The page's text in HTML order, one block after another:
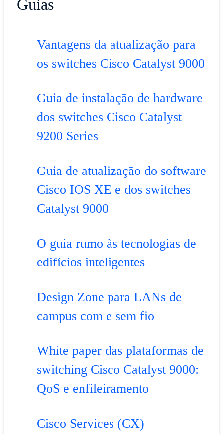
Guias
Vantagens da atualização para
os switches Cisco Catalyst 9000
Guia de instalação de hardware
dos switches Cisco Catalyst
9200 Series
Guia de atualização do software
Cisco IOS XE e dos switches
Catalyst 9000
O guia rumo às tecnologias de
edifícios inteligentes
Design Zone para LANs de
campus com e sem fio
White paper das plataformas de
switching Cisco Catalyst 9000:
QoS e enfileiramento
Cisco Services (CX)